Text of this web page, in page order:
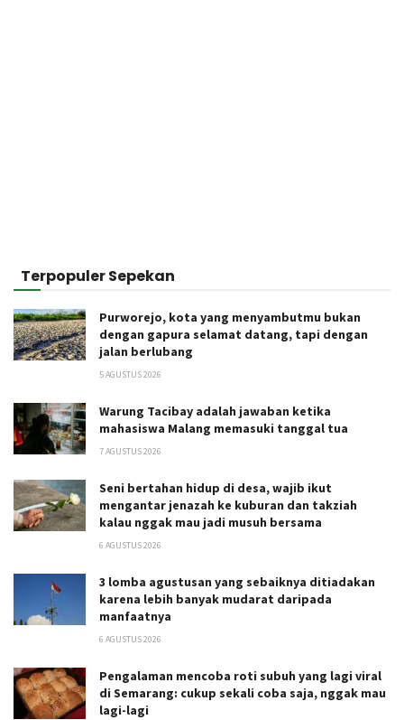
Terpopuler Sepekan
Purworejo, kota yang menyambutmu bukan
dengan gapura selamat datang, tapi dengan
jalan berlubang
5 AGUSTUS 2026
Warung Tacibay adalah jawaban ketika
mahasiswa Malang memasuki tanggal tua
7 AGUSTUS 2026
Seni bertahan hidup di desa, wajib ikut
mengantar jenazah ke kuburan dan takziah
kalau nggak mau jadi musuh bersama
6 AGUSTUS 2026
3 lomba agustusan yang sebaiknya ditiadakan
karena lebih banyak mudarat daripada
manfaatnya
6 AGUSTUS 2026
Pengalaman mencoba roti subuh yang lagi viral
di Semarang: cukup sekali coba saja, nggak mau
lagi-lagi